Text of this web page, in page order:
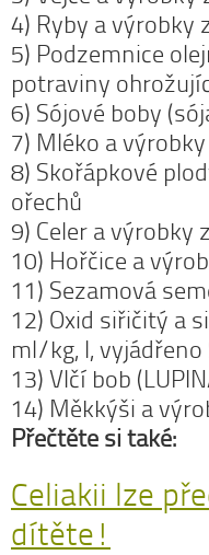
4) Ryby a výrobky
5) Podzemnice
potraviny
6) Sójové boby
7) Mléko a
8) Skořápkové
ořechů
9) Celer a výrobky
10) Hořčice a
11) Sezamová
12) Oxid siřičitý a
ml/kg, l, vyjádřeno
13) Vlčí bob
14) Měkkýši a
Přečtěte si také:
Celiakii lze
dítěte!